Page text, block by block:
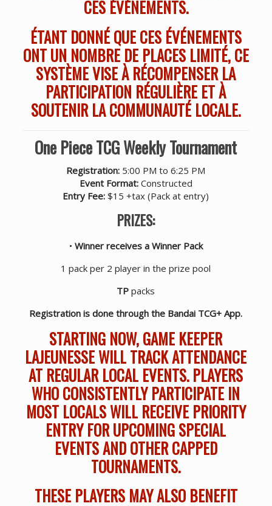
CES ÉVÉNEMENTS.
ÉTANT DONNÉ QUE CES ÉVÉNEMENTS
ONT UN NOMBRE DE PLACES LIMITÉ, CE
SYSTÈME VISE À RÉCOMPENSER LA
PARTICIPATION RÉGULIÈRE ET À
SOUTENIR LA COMMUNAUTÉ LOCALE.
One Piece TCG Weekly Tournament
Registration: 5:00 PM to 6:25 PM
Event Format:Constructed
Entry Fee: $15 +tax (Pack at entry)
PRIZES:
• Winner receives a Winner Pack
1 pack per 2 player in the prize pool
TP packs
Registration is done through the Bandai TCG+ App.
STARTING NOW, GAME KEEPER
LAJEUNESSE WILL TRACK ATTENDANCE
AT REGULAR LOCAL EVENTS. PLAYERS
WHO CONSISTENTLY PARTICIPATE IN
MOST LOCALS WILL RECEIVE PRIORITY
ENTRY FOR UPCOMING SPECIAL
EVENTS AND OTHER CAPPED
TOURNAMENTS.
THESE PLAYERS MAY ALSO BENEFIT